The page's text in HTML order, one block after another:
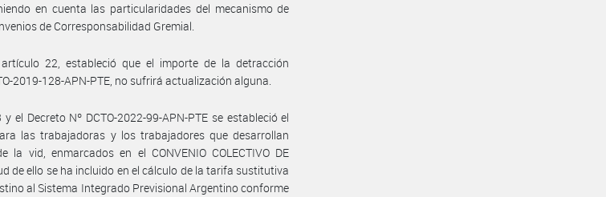
en cuenta las particularidades del mecanismo de
de Corresponsabilidad Gremial.
22, estableció que el importe de la detracción
2019-128-APN-PTE, no sufrirá actualización alguna.
el Decreto Nº DCTO-2022-99-APN-PTE se estableció el
las trabajadoras y los trabajadores que desarrollan
vid, enmarcados en el CONVENIO COLECTIVO DE
de ello se ha incluido en el cálculo de la tarifa sustitutiva
al Sistema Integrado Previsional Argentino conforme